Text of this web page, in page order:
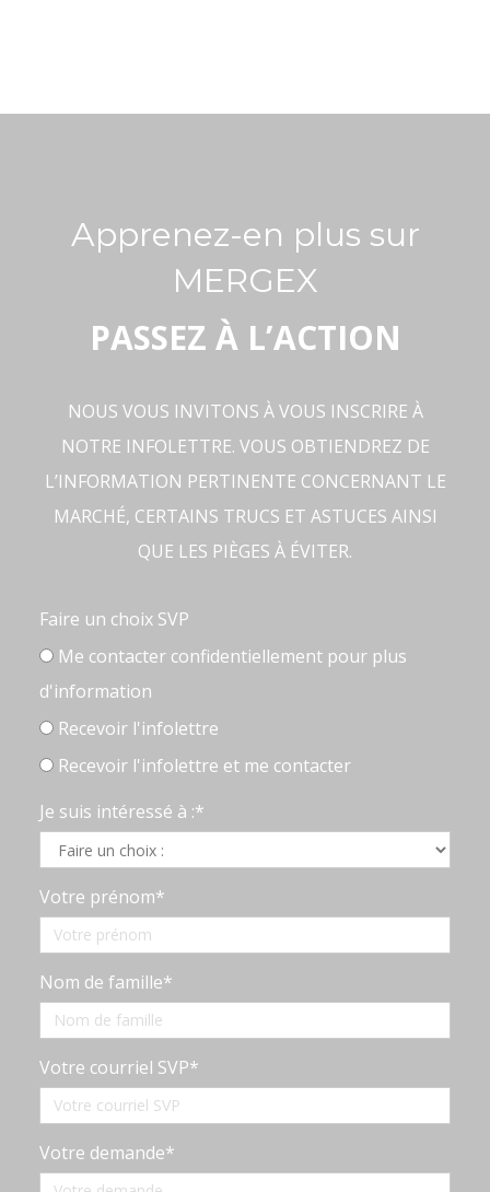
Apprenez-en plus sur
MERGEX
PASSEZ À L’ACTION
NOUS VOUS INVITONS À VOUS INSCRIRE À
NOTRE INFOLETTRE. VOUS OBTIENDREZ DE
L’INFORMATION PERTINENTE CONCERNANT LE
MARCHÉ, CERTAINS TRUCS ET ASTUCES AINSI
QUE LES PIÈGES À ÉVITER.
Faire un choix SVP
Me contacter confidentiellement pour plus
d'information
Recevoir l'infolettre
Recevoir l'infolettre et me contacter
Je suis intéressé à :*
Votre prénom*
Nom de famille*
Votre courriel SVP*
Votre demande*